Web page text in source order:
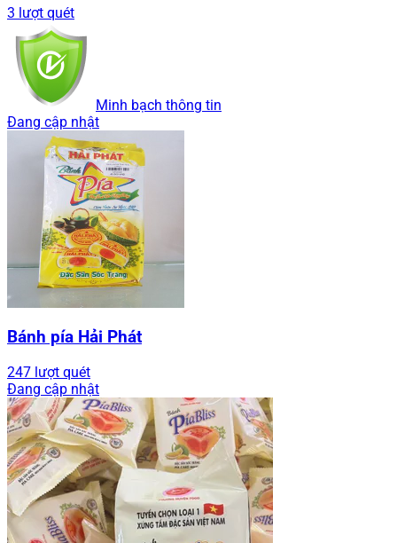
3 lượt quét
Minh bạch thông tin
Đang cập nhật
Bánh pía Hải Phát
247 lượt quét
Đang cập nhật